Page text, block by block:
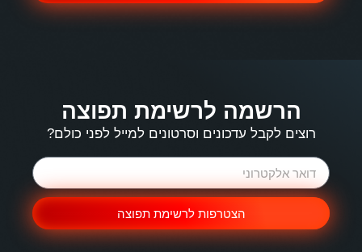
הרשמה לרשימת תפוצה
רוצים לקבל עדכונים וסרטונים למייל לפני כולם?
הצטרפות לרשימת תפוצה